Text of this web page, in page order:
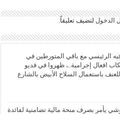
الدخول لتضيف تعليقاً.
الرئيسي مع باقي المتورطين في
افعال إجرامية..، ظهروا في فديو
باستعمال السلاح الأبيض بالشارع
يأمر بصرف منحة مالية تضامنية لفائدة